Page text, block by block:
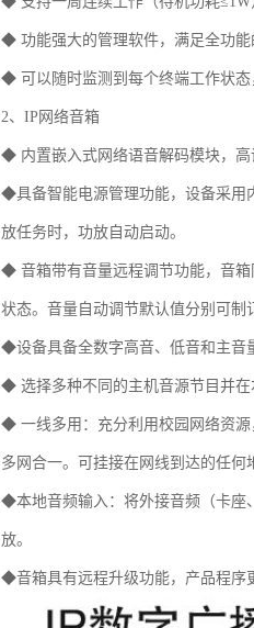
◆ 功能强大的管理软件，满足全功能
◆ 可以随时监测到每个终端工作状态
2、IP网络音箱
◆ 内置嵌入式网络语音解码模块，高
◆具备智能电源管理功能，设备采用
放任务时，功放自动启动。
◆ 音箱带有音量远程调节功能，音箱
状态。音量自动调节默认值分别可制
◆设备具备全数字高音、低音和主音
◆ 选择多种不同的主机音源节目并在
◆ 一线多用：充分利用校园网络资源
多网合一。可挂接在网线到达的任何
◆本地音频输入：将外接音频（卡座
放。
◆音箱具有远程升级功能，产品程序